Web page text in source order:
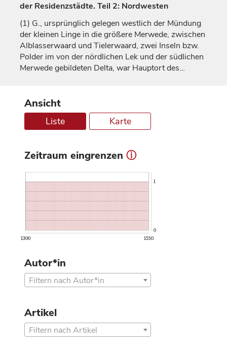
der Residenzstädte. Teil 2: Nordwesten
(1) G., ursprünglich gelegen westlich der Mündung
der kleinen Linge in die größere Merwede, zwischen
Alblasserwaard und Tielerwaard, zwei Inseln bzw.
Polder im von der nördlichen Lek und der südlichen
Merwede gebildeten Delta, war Hauptort des…
Ansicht
Liste Karte
Zeitraum eingrenzen ⓘ
1300 1550
0
1
Autor*in
Filtern nach Autor*in
Artikel
Filtern nach Artikel